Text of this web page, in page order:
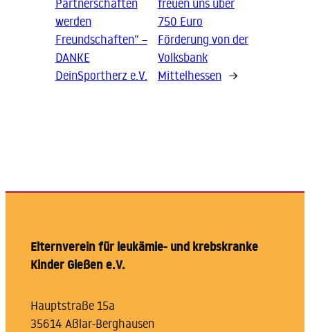
Partnerschaften
werden
Freundschaften“ –
DANKE
DeinSportherz e.V.
freuen uns über
750 Euro
Förderung von der
Volksbank
Mittelhessen →
Elternverein für leukämie- und krebskranke
Kinder Gießen e.V.
Hauptstraße 15a
35614 Aßlar-Berghausen